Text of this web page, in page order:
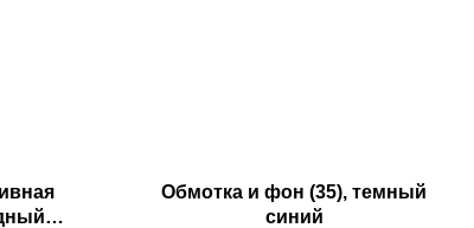
Обмотка и фон (35), темный
синий